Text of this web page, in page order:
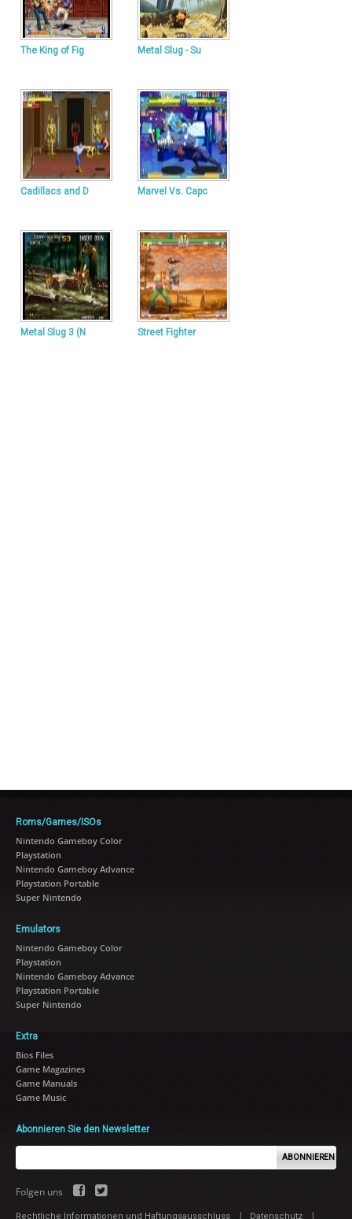
The King of Fig Metal Slug - Su
Cadillacs and D Marvel Vs. Capc
Metal Slug 3 (N Street Fighter
Roms/Games/ISOs
Nintendo Gameboy Color
Playstation
Nintendo Gameboy Advance
Playstation Portable
Super Nintendo
Emulators
Nintendo Gameboy Color
Playstation
Nintendo Gameboy Advance
Playstation Portable
Super Nintendo
Extra
Bios Files
Game Magazines
Game Manuals
Game Music
Abonnieren Sie den Newsletter
ABONNIEREN
Folgen uns
Rechtliche Informationen und Haftungsausschluss | Datenschutz |